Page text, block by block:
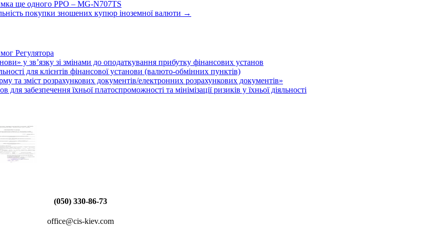
ще одного РРО – MG-N707TS
покупки зношених купюр іноземної валюти →
Регулятора
у зв’язку зі змінами до оподаткування прибутку фінансових установ
для клієнтів фінансової установи (валюто-обмінних пунктів)
та зміст розрахункових документів/електронних розрахункових документів»
забезпечення їхньої платоспроможності та мінімізації ризиків у їхньої діяльності
(050) 330-86-73
office@cis-kiev.com